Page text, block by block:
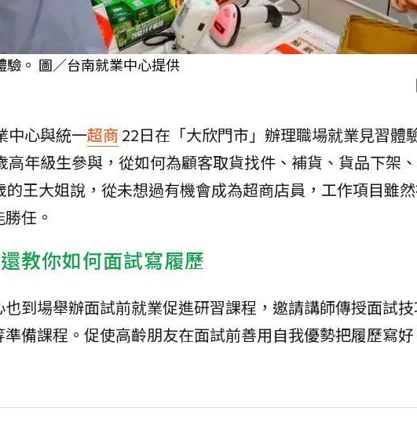
。 圖／台南就業中心提供
中心與統一超商 22日在「大欣門市」辦理職場就業見習體
高年級生參與，從如何為顧客取貨找件、補貨、貨品下架
王大姐說，從未想過有機會成為超商店員，工作項目雖
任。
教你如何面試寫履歷
到場舉辦面試前就業促進研習課程，邀請講師傳授面試
備課程。促使高齡朋友在面試前善用自我優勢把履歷寫